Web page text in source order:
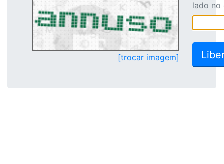
[trocar imagem]
lado no